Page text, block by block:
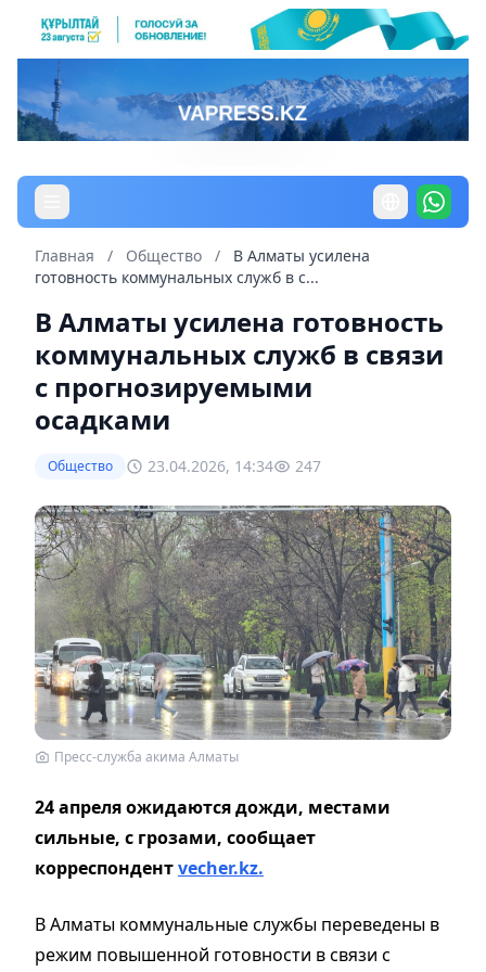
Главная / Общество /
В Алматы усилена
готовность коммунальных служб в с...
В Алматы усилена готовность
коммунальных служб в связи
с прогнозируемыми
осадками
Общество 23.04.2026, 14:34 247
Пресс-служба акима Алматы
24 апреля ожидаются дожди, местами
сильные, с грозами, сообщает
корреспондентvecher.kz.
В Алматы коммунальные службы переведены в
режим повышенной готовности в связи с